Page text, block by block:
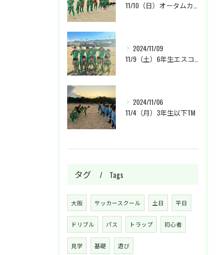
2024/11/09
2024/11/06
11/4（月）3年生以下TM
タグ Tags
大阪 サッカースクール 土日 平日
ドリブル パス トラップ 初心者
見学 基礎 遊び